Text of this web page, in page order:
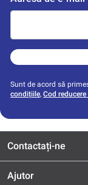
Sunt de acord să
condițiile, Cod
Contactați-ne
Ajutor